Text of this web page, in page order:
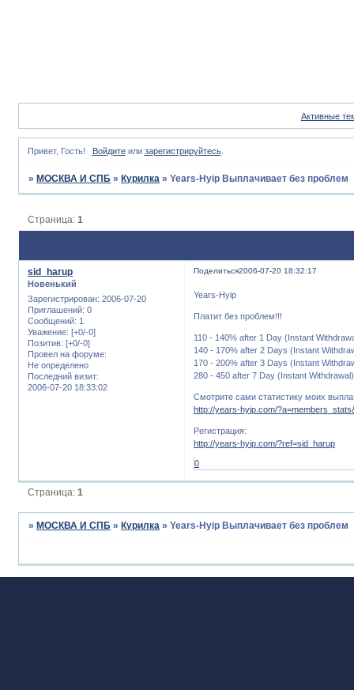
Активные
Привет, Гость! Войдитеили зарегистрируйтесь.
» МОСКВА И СПБ » Курилка »Years-Hyip Выплачивает без проблем
Страница:1
Поделиться2006-07-20 18:32:17
sid_harup
Новенький
Зарегистрирован: 2006-07-20
Приглашений: 0
Сообщений: 1
Уважение: [+0/-0]
Позитив: [+0/-0]
Провел на форуме:
Не определено
Последний визит:
2006-07-20 18:33:02
Years-Hyip
Платит без проблем!!!
110 - 140% after 1 Day (Instant
140 - 170% after 2 Days (Instant
170 - 200% after 3 Days (Instant
280 - 450 after 7 Day (Instant Withdrawal)
Смотрите сами статистику моих
http://years-hyip.com/
Регистрация:
http://years-hyip.com/?ref=sid_harup
0
Страница:1
» МОСКВА И СПБ » Курилка »Years-Hyip Выплачивает без проблем